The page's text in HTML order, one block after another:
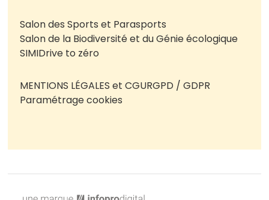
Salon des Sports et Parasports
Salon de la Biodiversité et du Génie écologique
SIMIDrive to zéro
MENTIONS LÉGALES et CGURGPD / GDPR
Paramétrage cookies